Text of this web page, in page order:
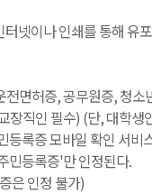
넷이나 인쇄를 통해 유
면허증, 공무원증, 청소
직인 필수) (단, 대학생
등록증 모바일 확인 서비
민등록증'만 인정된다.
은 인정 불가)